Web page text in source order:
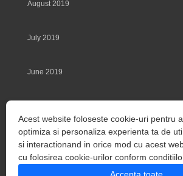
Acest website foloseste cookie-uri pentru
optimiza si personaliza experienta ta de
si interactionand in orice mod cu acest
cu folosirea cookie-urilor conform
August 2019
July 2019
June 2019
March 2014